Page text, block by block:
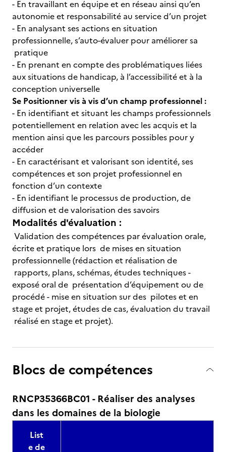
- En travaillant en équipe et en réseau ainsi qu’en
autonomie et responsabilité au service d’un projet
- En analysant ses actions en situation
professionnelle, s’auto-évaluer pour améliorer sa
pratique
- En prenant en compte des problématiques liées
aux situations de handicap, à l’accessibilité et à la
conception universelle
Se Positionner vis à vis d’un champ professionnel :
- En identifiant et situant les champs professionnels
potentiellement en relation avec les acquis et la
mention ainsi que les parcours possibles pour y
accéder
- En caractérisant et valorisant son identité, ses
compétences et son projet professionnel en
fonction d’un contexte
- En identifiant le processus de production, de
diffusion et de valorisation des savoirs
Modalités d'évaluation :
Validation des compétences par évaluation orale,
écrite et pratique lors de mises en situation
professionnelle (rédaction et réalisation de
rapports, plans, schémas, études techniques -
exposé oral de présentation d’équipement ou de
procédé - mise en situation sur des pilotes et en
stage et projet, études de cas, évaluation du travail
réalisé en stage et projet).
Blocs de compétences
RNCP35366BC01 - Réaliser des analyses
dans les domaines de la biologie
List
e de